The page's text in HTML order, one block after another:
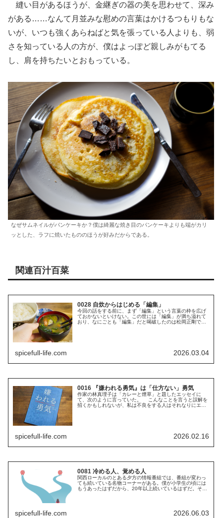
縫い目があるほうが、金継ぎの器の美を思わせて、深み
がある……なんて月並みな慰めの言葉はかけるつもりもな
いが、いつも強くあらねばと気を張っている人よりも、弱
さを知っている人の方が、僕はよっぽど親しみがもてる
し、肩を持ちたいとおもっている。
なぜサムネイルがパンケーキか？僕は綺麗な焼き目のパンケーキよりも端がカリ
ッとした、ラフに焼いたもののほうが好みだからである。
関連百汁百菜
0028 自炊からはじめる「編集」
今回の話をする前に、まず「編集」という言葉の枠を広げ
ておかないといけない。この世には「編集」が満ち溢れて
おり、なにごとも「編集」だと喝破したのは松岡正剛であ
spicefull-life.com 2026.03.04
0016 『嫌われる勇気』は「仕方ない」勇気
作家の林真理子は「カレーと煙草」と題したエッセイに
て、次のように言っていた。 こんなことを言うと誤解を
招くかもしれないが、私は不良をする人はそれなりにエラ
spicefull-life.com 2026.02.16
0081 冷める人、覚める人
関西ローカルのとある夕方の情報番組では、番組が変わっ
ても続いている名物コーナーがある。僕が小学生の頃には
もうあったはずだから、20年以上続いているはずだ。その
spicefull-life.com 2026.06.03